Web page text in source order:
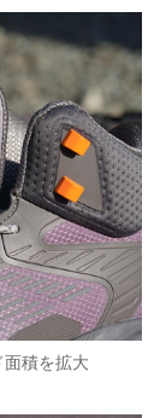
積を拡大